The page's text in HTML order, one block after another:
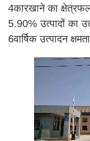
4कारखाने का
5.90% उत्पादों का
6वार्षिक उत्पादन